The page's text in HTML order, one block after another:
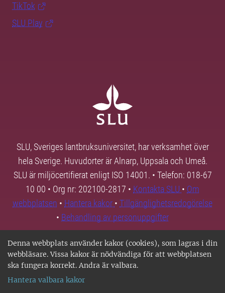
Denna webbplats använder kakor (cookies), som lagras i din
webbläsare. Vissa kakor är nödvändiga för att webbplatsen
ska fungera korrekt. Andra är valbara.
Hantera valbara kakor
TikTok
SLU Play
SLU, Sveriges lantbruksuniversitet, har verksamhet över
hela Sverige. Huvudorter är Alnarp, Uppsala och Umeå.
SLU är miljöcertifierat enligt ISO 14001. • Telefon: 018-67
10 00 • Org nr: 202100-2817 • Kontakta SLU • Om
webbplatsen • Hantera kakor • Tillgänglighetsredogörelse
• Behandling av personuppgifter